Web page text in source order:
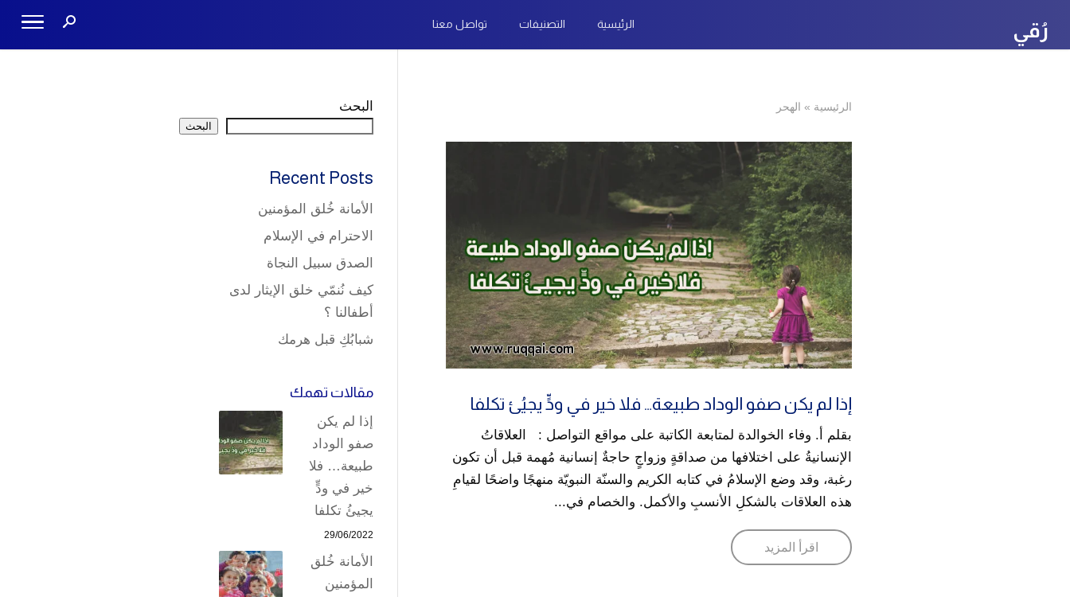
رُقي الرئيسية التصنيفات تواصل معنا
الرئيسية » الهحر
إذا لم يكن صفو الوداد طبيعة… فلا خير في ودٍّ يجيئُ تكلفا
بقلم أ. وفاء الخوالدة لمتابعة الكاتبة على مواقع التواصل : العلاقاتُ
الإنسانيةُ على اختلافها من صداقةٍ وزواجٍ حاجةٌ إنسانية مُهمة قبل أن تكون
رغبة، وقد وضع الإسلامُ في كتابه الكريم والسنّة النبويّة منهجًا واضحًا لقيامِ
هذه العلاقات بالشكلِ الأنسبِ والأكمل. والخصام في...
اقرأ المزيد
البحث
البحث
Recent Posts
الأمانة خُلق المؤمنين
الاحترام في الإسلام
الصدق سبيل النجاة
كيف نُنمّي خلق الإيثار لدى
أطفالنا ؟
شبابُكِ قبل هرمك
مقالات تهمك
إذا لم يكن
صفو الوداد
طبيعة… فلا
خير في ودٍّ
يجيئُ تكلفا
29/06/2022
الأمانة خُلق
المؤمنين